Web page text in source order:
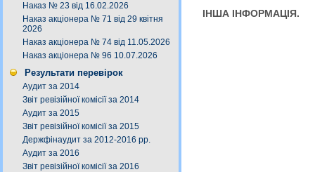
Наказ № 23 від 16.02.2026
Наказ акціонера № 71 від 29 квітня
2026
Наказ акціонера № 74 від 11.05.2026
Наказ акціонера № 96 10.07.2026
Результати перевірок
Аудит за 2014
Звіт ревізійної комісії за 2014
Аудит за 2015
Звіт ревізійної комісії за 2015
Держфінаудит за 2012-2016 рр.
Аудит за 2016
Звіт ревізійної комісії за 2016
ІНША ІНФОРМАЦІЯ.